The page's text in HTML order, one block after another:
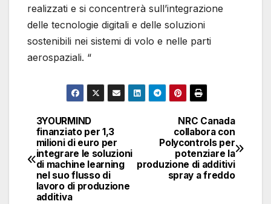
realizzati e si concentrerà sull’integrazione
delle tecnologie digitali e delle soluzioni
sostenibili nei sistemi di volo e nelle parti
aerospaziali. “
Navigazione
articoli
NRC Canada
collabora con
Polycontrols per
potenziare la
produzione di additivi
spray a freddo
3YOURMIND
finanziato per 1,3
milioni di euro per
integrare le soluzioni
di machine learning
nel suo flusso di
lavoro di produzione
additiva